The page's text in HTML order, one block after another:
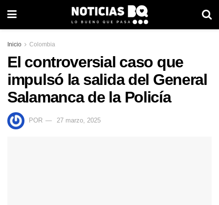
Inicio Colombia
El controversial caso que
impulsó la salida del General
Salamanca de la Policía
POR 27 marzo, 2025